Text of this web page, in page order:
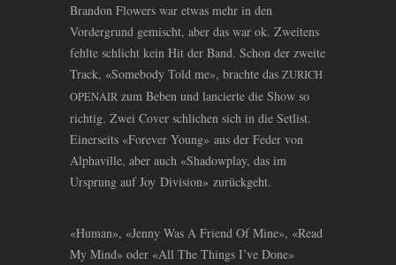
Brandon Flowers war etwas mehr in den
Vordergrund gemischt, aber das war ok. Zweitens
fehlte schlicht kein Hit der Band. Schon der zweite
Track, «Somebody Told me», brachte das ZURICH
OPENAIR zum Beben und lancierte die Show so
richtig. Zwei Cover schlichen sich in die Setlist.
Einerseits «Forever Young» aus der Feder von
Alphaville, aber auch «Shadowplay, das im
Ursprung auf Joy Division» zurückgeht.
«Human», «Jenny Was A Friend Of Mine», «Read
My Mind» oder «All The Things I’ve Done»